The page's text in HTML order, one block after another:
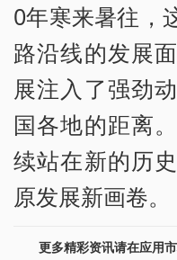
0年寒来暑往，
路沿线的发展
展注入了强劲
国各地的距离
续站在新的历
原发展新画卷。
更多精彩资讯请在应用